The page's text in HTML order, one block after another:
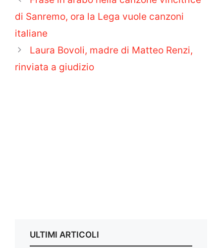
di Sanremo, ora la Lega vuole canzoni
italiane
Laura Bovoli, madre di Matteo Renzi,
rinviata a giudizio
ULTIMI ARTICOLI